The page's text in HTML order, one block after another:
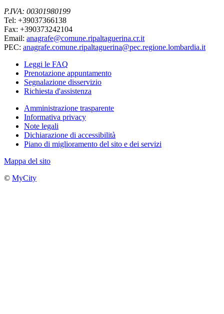
P.IVA: 00301980199
Tel: +39037366138
Fax: +390373242104
Email: anagrafe@comune.ripaltaguerina.cr.it
PEC: anagrafe.comune.ripaltaguerina@pec.regione.lombardia.it
Leggi le FAQ
Prenotazione appuntamento
Segnalazione disservizio
Richiesta d'assistenza
Amministrazione trasparente
Informativa privacy
Note legali
Dichiarazione di accessibilità
Piano di miglioramento del sito e dei servizi
Mappa del sito
© MyCity